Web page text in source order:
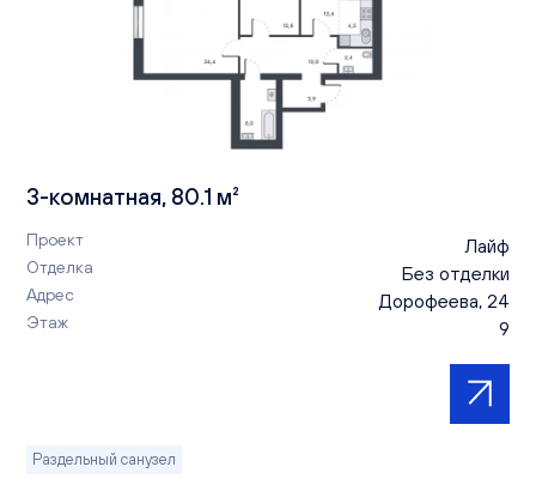
3-комнатная, 80.1 м²
Проект Лайф
Отделка Без отделки
Адрес Дорофеева, 24
Этаж 9
Раздельный санузел